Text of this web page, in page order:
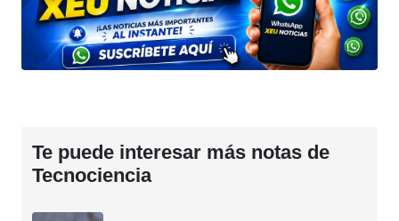
Te puede interesar más notas de
Tecnociencia